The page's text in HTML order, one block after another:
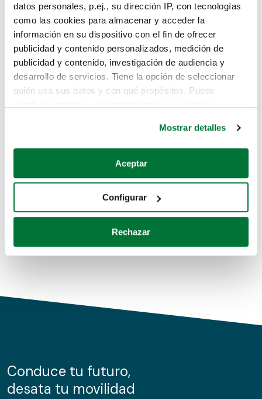
datos personales, p.ej., su dirección IP, con tecnologías
como las cookies para almacenar y acceder la
información en su dispositivo con el fin de ofrecer
publicidad y contenido personalizados, medición de
publicidad y contenido, investigación de audiencia y
desarrollo de servicios. Tiene la opción de seleccionar
quién usa sus datos y con qué propósitos. Puede
Si lo permite, también quisiéramos:
Recopilar información sobre su ubicación geográfica
Identificar su dispositivo analizándolo activamente
para buscar características específicas (huellas
Obtenga más información sobre cómo se procesan sus
de cookies.
información sobre el uso que haga del sitio web con
nuestros partners de redes sociales, publicidad y análisis
Mostrar detalles
Aceptar
Configurar
Rechazar
Lo sentimos, no sabemos como
te hemos traido hasta aquí.
Pero puedes encontrar el coche que estás
buscando en alguno de estos enlaces:
Coches de segunda mano
Coches de km0
Conduce tu futuro,
desata tu movilidad